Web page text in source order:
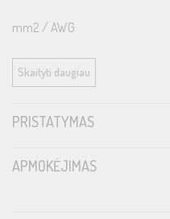
mm2 / AWG
Number of conductors
Number of strands per conductor
Skaityti daugiau
PRISTATYMAS
APMOKĖJIMAS